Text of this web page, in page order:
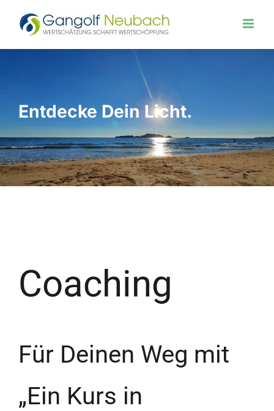
Inhalt
springen
Entdecke Dein Licht.
Coaching
Für Deinen Weg mit
„Ein Kurs in